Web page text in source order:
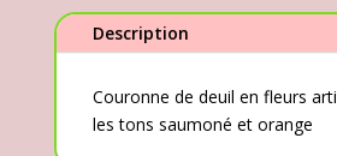
orangeDescription
Couronne de deuil en fleurs
les tons saumoné et orange